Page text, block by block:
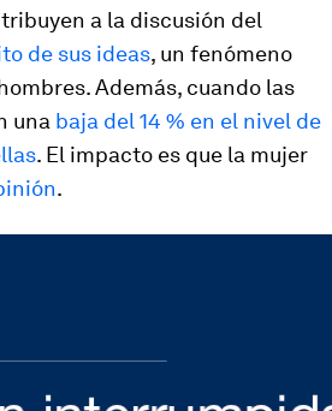
a la discusión del
de sus ideas, un fenómeno
Además, cuando las
una baja del 14 % en el nivel de
. El impacto es que la mujer
.